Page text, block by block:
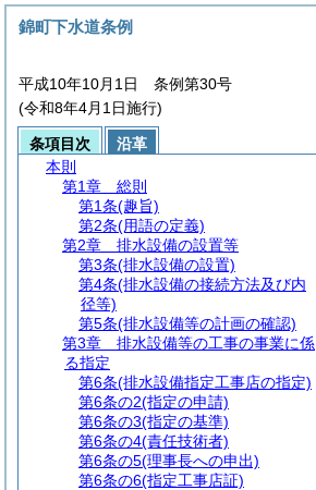
錦町下水道条例
平成10年10月1日 条例第30号
(令和8年4月1日施行)
条項目次
沿革
本則
第1章
総則
第1条(趣旨)
第2条(用語の定義)
第2章
排水設備の設置等
第3条(排水設備の設置)
第4条(排水設備の接続方法及び内
径等)
第5条(排水設備等の計画の確認)
第3章
排水設備等の工事の事業に係
る指定
第6条(排水設備指定工事店の指定)
第6条の2(指定の申請)
第6条の3(指定の基準)
第6条の4(責任技術者)
第6条の5(理事長への申出)
第6条の6(指定工事店証)